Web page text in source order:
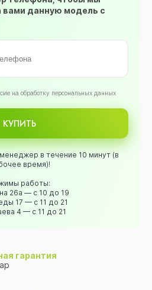
вами данную модель с
на обработку персональных данных
КУПИТЬ
в течение 10 минут (в
время)!
работы:
26а — с 10 до 19
17 — с 11 до 21
4 — с 11 до 21
гарантия